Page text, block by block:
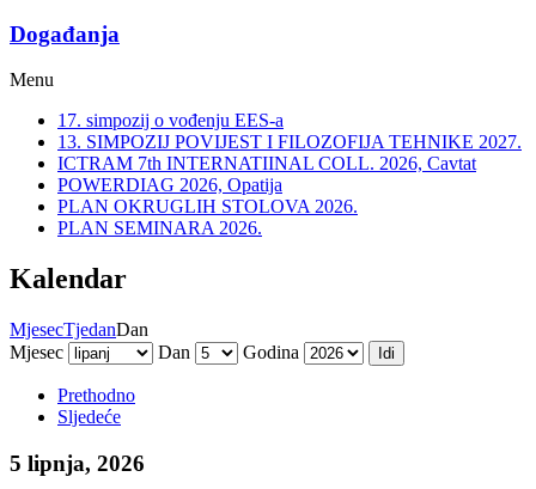
Događanja​
Menu
17. simpozij o vođenju EES-a
13. SIMPOZIJ POVIJEST I FILOZOFIJA TEHNIKE 2027.
ICTRAM 7th INTERNATIINAL COLL. 2026, Cavtat
POWERDIAG 2026, Opatija
PLAN OKRUGLIH STOLOVA 2026.
PLAN SEMINARA 2026.
Kalendar
MjesecTjedanDan
Mjesec
Dan Godina
Prethodno
Sljedeće
5 lipnja, 2026